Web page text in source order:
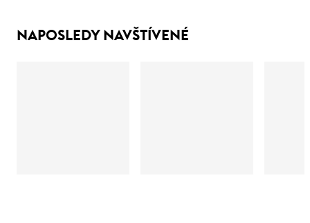
NAPOSLEDY NAVŠTÍVENÉ